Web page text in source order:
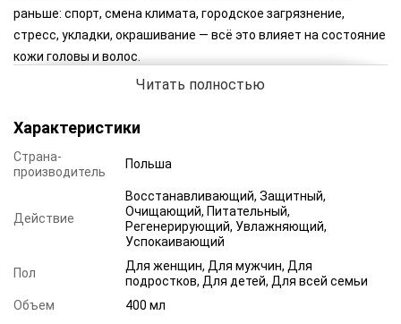
раньше: спорт, смена климата, городское загрязнение,
стресс, укладки, окрашивание — всё это влияет на состояние
кожи головы и волос.
Мы создали шампунь, который сочетает в себе мягкость и
Мягкие сульфатыAmmonium Lauryl Sulfate
Sulfate
вызывают сухости, не раздражают кожу, при этом
обеспечивают качественное очищение.
Читать полностью
Характеристики
Страна-
производитель
Польша
Действие
Восстанавливающий, Защитный,
Очищающий, Питательный,
Регенерирующий, Увлажняющий,
Успокаивающий
Пол
Для женщин, Для мужчин, Для
подростков, Для детей, Для всей семьи
Объем
400 мл